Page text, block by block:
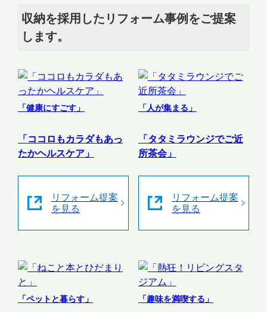
収納を採用したリフォーム事例をご提案
します。
「健康にすごす」
「ココロもカラダもあっ
たかヘルスケア」
リフォーム提案
を見る
「人が集まる」
「タタミラウンジでご近
所茶会」
リフォーム提案
を見る
「ペットと暮らす」 「趣味を満喫する」